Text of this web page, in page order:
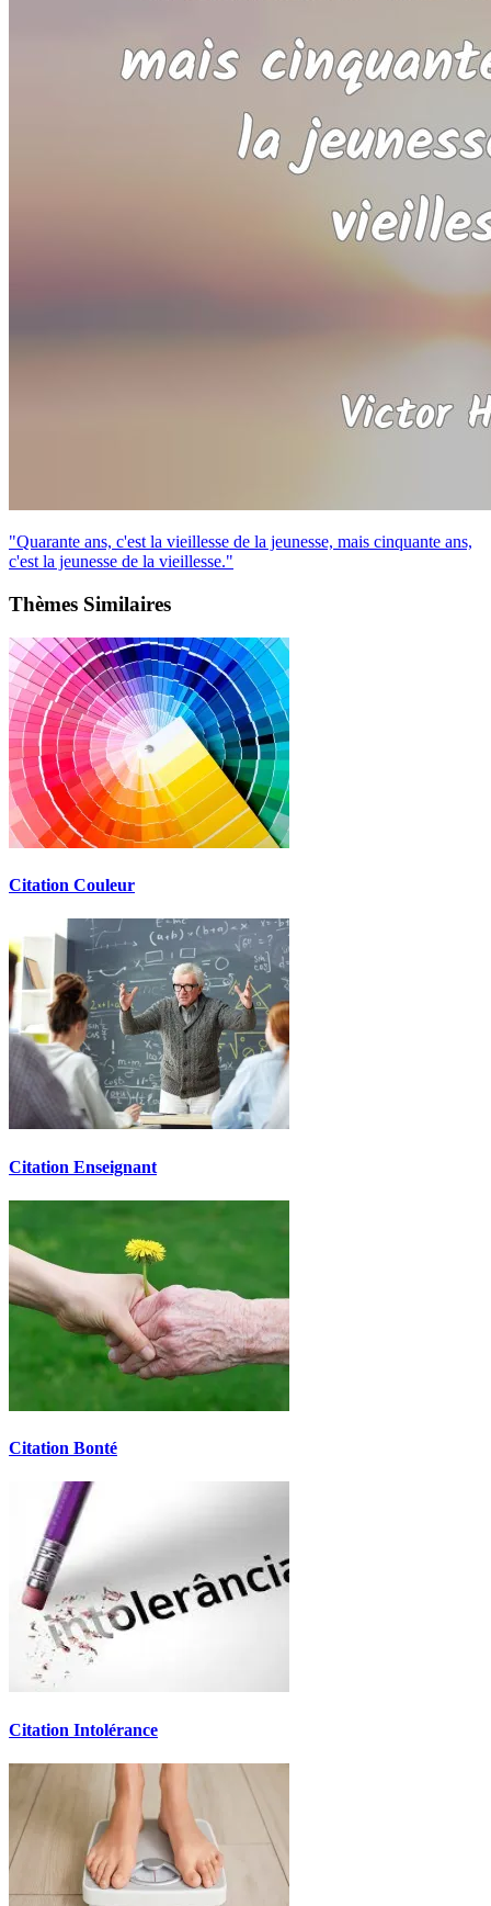
"Quarante ans, c'est la vieillesse de la jeunesse, mais cinquante ans,
c'est la jeunesse de la vieillesse."
Thèmes Similaires
Citation Couleur
Citation Enseignant
Citation Bonté
Citation Intolérance